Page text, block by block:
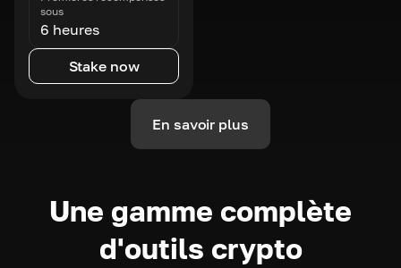
sous
6 heures
Stake now
En savoir plus
Une gamme complète
d'outils crypto